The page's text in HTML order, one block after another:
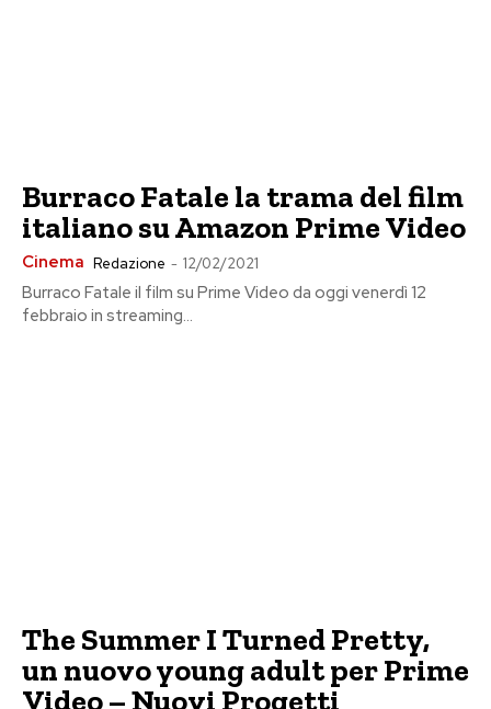
Burraco Fatale la trama del film
italiano su Amazon Prime Video
Cinema Redazione - 12/02/2021
Burraco Fatale il film su Prime Video da oggi venerdì 12
febbraio in streaming...
The Summer I Turned Pretty,
un nuovo young adult per Prime
Video – Nuovi Progetti